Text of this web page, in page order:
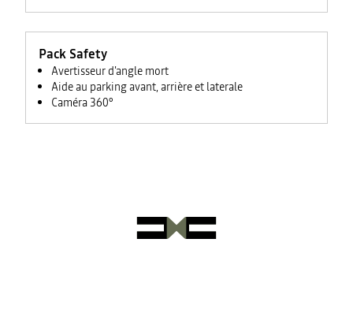
Pack Safety
Avertisseur d'angle mort
Aide au parking avant, arrière et laterale
Caméra 360°